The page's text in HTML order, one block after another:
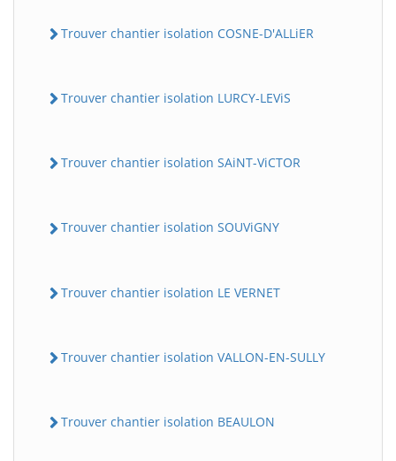
Trouver chantier isolation COSNE-D'ALLiER
Trouver chantier isolation LURCY-LEViS
Trouver chantier isolation SAiNT-ViCTOR
Trouver chantier isolation SOUViGNY
Trouver chantier isolation LE VERNET
Trouver chantier isolation VALLON-EN-SULLY
Trouver chantier isolation BEAULON